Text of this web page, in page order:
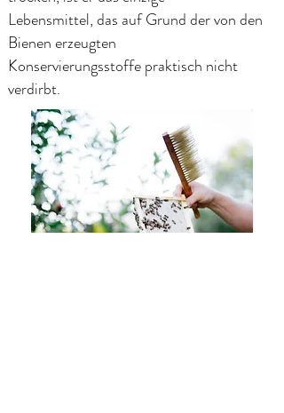
Lebensmittel,das auf Grund der von den
Bienen erzeugten
Konservierungsstoffe praktisch nicht
verdirbt.